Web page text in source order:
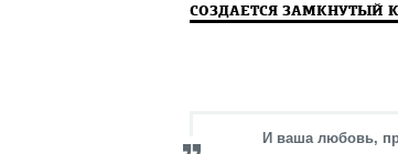
СОЗДАЕТСЯ ЗАМКНУТЫЙ
И ваша любовь,